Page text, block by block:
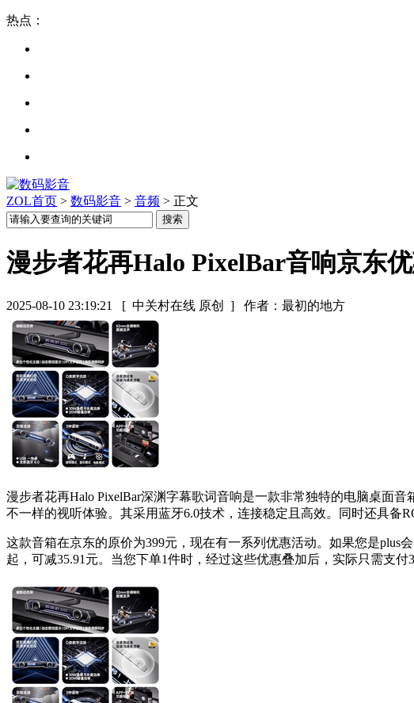
热点：
ZOL首页 > 数码影音 > 音频 > 正文
漫步者花再Halo PixelBar音响京东
2025-08-10 23:19:21 [ 中关村在线 原创 ] 作者：最初的地方
漫步者花再Halo PixelBar深渊字幕歌词音响是一款非常独特的电脑桌面
不一样的视听体验。其采用蓝牙6.0技术，连接稳定且高效。同时还具备
这款音箱在京东的原价为399元，现在有一系列优惠活动。如果您是plus
起，可减35.91元。当您下单1件时，经过这些优惠叠加后，实际只需支付